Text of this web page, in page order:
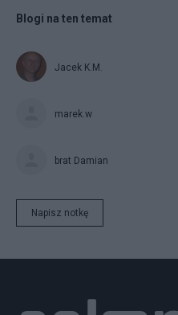
Blogi na ten temat
Jacek K.M.
marek.w
brat Damian
Napisz notkę